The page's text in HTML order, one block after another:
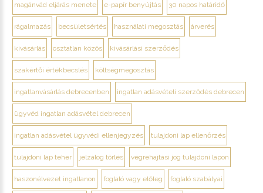
magánvád eljárás menete e-papír benyújtás 30 napos határidő
rágalmazás becsületsértés használati megosztás árverés
kivásárlás osztatlan közös kivásárlási szerződés
szakértői értékbecslés költségmegosztás
ingatlanvásárlás debrecenben ingatlan adásvételi szerződés debrecen
ügyvéd ingatlan adásvétel debrecen
ingatlan adásvétel ügyvédi ellenjegyzés tulajdoni lap ellenőrzés
tulajdoni lap teher jelzálog törlés végrehajtási jog tulajdoni lapon
haszonélvezet ingatlanon foglaló vagy előleg foglaló szabályai